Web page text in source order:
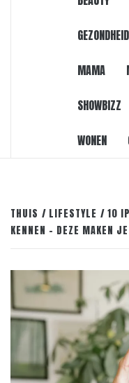
GEZONDHEID
MAMA
SHOWBIZZ
WONEN
THUIS LIFESTYLE
10
KENNEN – DEZE MAKEN